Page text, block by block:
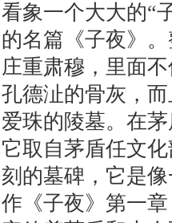
看象一个大大的“
的名篇《子夜》
庄重肃穆，里面
孔德沚的骨灰，
爱珠的陵墓。在
它取自茅盾任文
刻的墓碑，它是
作《子夜》第一